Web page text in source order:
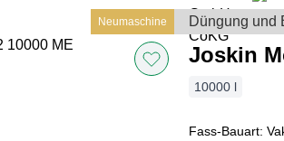
Neumaschine Düngung und
Joskin
10000 l
Fass-Bauart: